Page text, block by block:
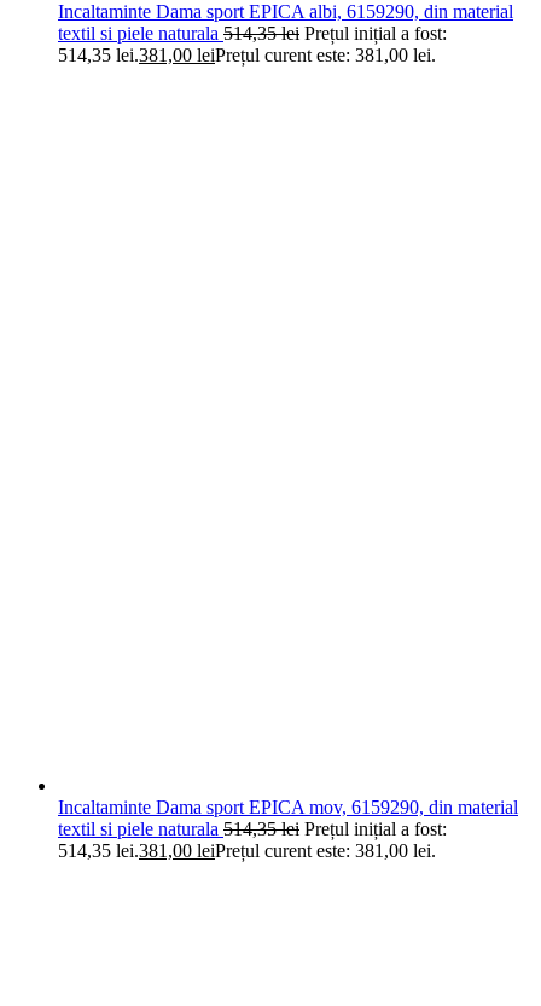
Incaltaminte Dama sport EPICA albi, 6159290, din material
textil si piele naturala 514,35lei Prețul inițial a fost:
514,35 lei.381,00 leiPrețul curent este: 381,00 lei.
Incaltaminte Dama sport EPICA mov, 6159290, din material
textil si piele naturala 514,35lei Prețul inițial a fost:
514,35 lei.381,00 leiPrețul curent este: 381,00 lei.